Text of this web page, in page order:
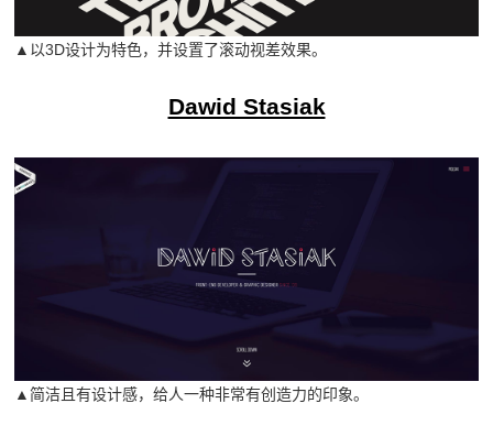
▲以3D设计为特色，并设置了滚动视差效果。
Dawid Stasiak
▲简洁且有设计感，给人一种非常有创造力的印象。